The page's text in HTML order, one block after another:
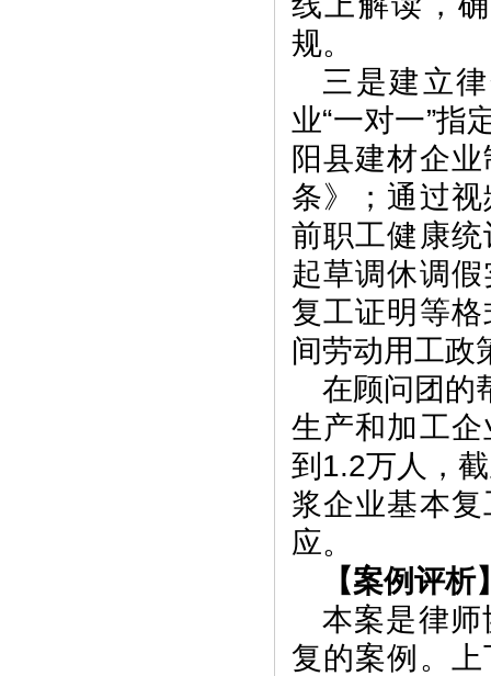
规。
三是建立
业“一对一”指
阳县建材企
条》；通过
前职工健康
起草调休调
复工证明等
间劳动用工政
在顾问团的
生产和加工
到1.2万人，
浆企业基本
应。
【案例评析
本案是律
复的案例。